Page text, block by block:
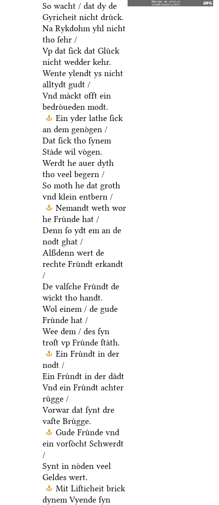
So wacht / dat dy de
Gyricheit nicht druͤck.
Na Rykdohm yhl nicht
tho ſehr /
Vp dat ſick dat Gluͤck
nicht wedder kehr.
Wente ylendt ys nicht
alltydt gudt /
Vnd maͤckt offt ein
bedroͤueden modt.
Ein yder lathe ſick
an dem genoͤgen /
Dat ſick tho ſynem
Staͤde wil voͤgen.
Werdt he auer dyth
tho veel begern /
So moth he dat groth
vnd klein entbern /
Nemandt weth wor
he Fruͤnde hat /
Denn ſo ydt em an de
nodt ghat /
Alßdenn wert de
rechte Fruͤndt erkandt
/
De valſche Fruͤndt de
wickt tho handt.
Wol einem / de gude
Fruͤnde hat /
Wee dem / des ſyn
troſt vp Fruͤnde ſtaͤth.
Ein Fruͤndt in der
nodt /
Ein Fruͤndt in der daͤdt
Vnd ein Fruͤndt achter
ruͤgge /
Vorwar dat ſynt dre
vaſte Bruͤgge.
Gude Fruͤnde vnd
ein vorſoͤcht Schwerdt
/
Synt in noͤden veel
Geldes wert.
Mit Liſticheit brick
dynem Vyende ſyn